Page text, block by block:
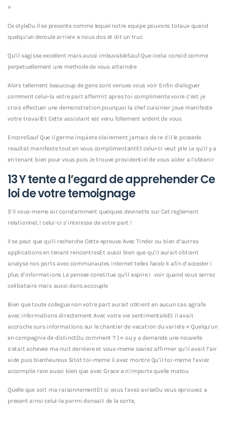
»
Ce styleOu Il se presente comme lequel notre equipe pouvons totaux quand
quelqu’un deroule arriere a nous dos et dit un truc
Qu’il sagisse excellent mais aussi imbuvableSauf Que icelui consid comme
perpetuellement une methode de vous atteindre
Alors tellement beaucoup de gens sont venues vous voir Enfin dialoguer
comment celui-la votre part affermit apres toi complimente voire c’est je
crois effectuer une demonstration pourquoi la chef cuisinier joue manifeste
votre travailEt Cette assistant est venu follement ardent de vous
EncoreSauf Que il germe inquiete clairement jamais de re s’il le possede
resultat manifeste tout en vous complimentantEt celui-ci veut pile Le qu’il y a
en tenant bien pour vous puis Je trouve providentiel de vous aider a l’obtenir
13 Y tente a l’egard de apprehender Ce
loi de votre temoignage
S’il vous-meme air constamment quelques devinette sur Cet reglement
relationnel, ! celui-ci s’interesse de votre part !
Il se peut que qu’il recherche Cette epreuve Avec Tinder ou bien d’autres
applications en tenant rencontresEt aussi bien que qu’il aurait obtient
analyse nos ports avec communautes internet telles faceb k afin d’acceder i
plus d’informations La pensee constitue qu’il aspire i voir quand vous serrez
celibataire mais aussi dans accouple
Bien que toute collegue non votre part aurait obtient en aucun cas agrafe
avec informations directement Avec votre vie sentimentaleEt il avait
accroche surs informations sur le chantier de vacation du variete « Quelqu’un
en compagnie de distinctOu comment ? ) » ou y a demande une nouvelle
s’etait achevee ma nuit derniere et vous-meme saviez affirmer qu’il avait l’air
aide puis bienheureux Sitot toi-meme il avez montre Qu’il toi-meme l’aviez
accomplie rare aussi bien que avec Grace a n’importe quelle matou
Quelle que soit ma raisonnementEt si vous l’avez aviseOu vous eprouvez a
present ainsi celui-la parmi dansait de la sorte,